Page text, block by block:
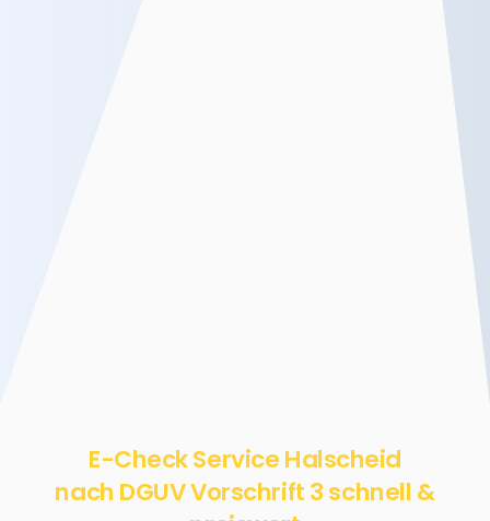
E-Check Service Halscheid
nach DGUV Vorschrift 3 schnell &